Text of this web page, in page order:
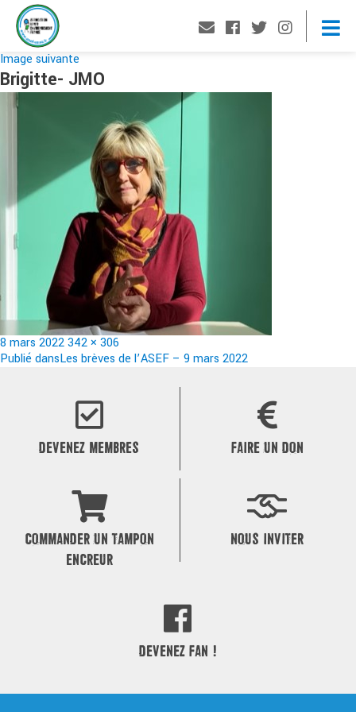
Image suivante
Brigitte- JMO
Publié
le
8 mars 2022Taille
réelle
342 × 306
Navigation
Publié dansLes brèves de l’ASEF – 9 mars 2022
DEVENEZ MEMBRES FAIRE UN DON
COMMANDER UN TAMPON
ENCREUR
NOUS INVITER
DEVENEZ FAN !